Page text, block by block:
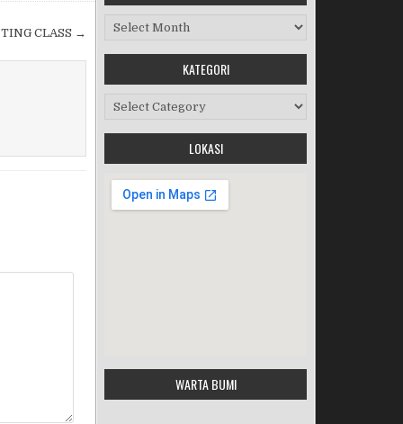
CLASS →
Workshop Perangkat 2019
Purnawiyata 2019
Arsip Berita
KATEGORI
Kategori
LOKASI
Google Maps Generator by
embedgooglemap.net
WARTA BUMI